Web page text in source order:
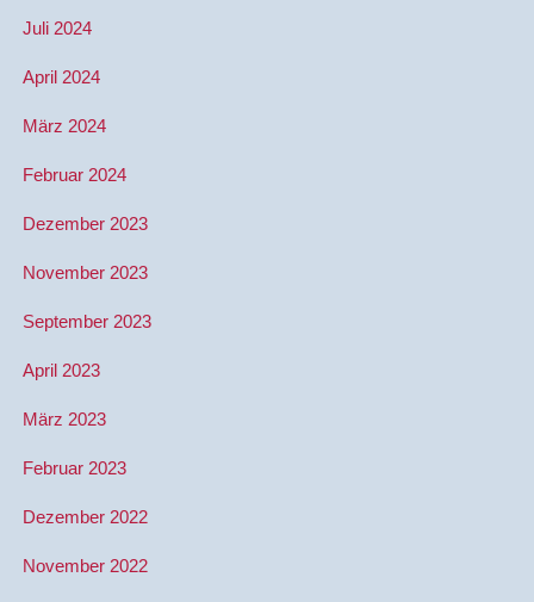
Juli 2024
April 2024
März 2024
Februar 2024
Dezember 2023
November 2023
September 2023
April 2023
März 2023
Februar 2023
Dezember 2022
November 2022